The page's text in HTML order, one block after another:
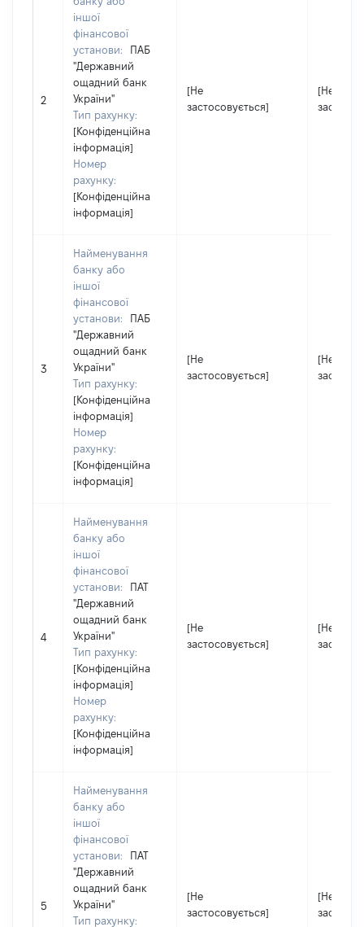
2
іншої
фінансової
установи:
ПАБ
"Державний
ощадний банк
України"
Тип рахунку:
[Конфіденційна
інформація]
Номер
рахунку:
[Конфіденційна
інформація]
[Не
застосовується]
[Не
3
Найменування
банку або
іншої
фінансової
установи:
ПАБ
"Державний
ощадний банк
України"
Тип рахунку:
[Конфіденційна
інформація]
Номер
рахунку:
[Конфіденційна
інформація]
[Не
застосовується]
[Не
4
Найменування
банку або
іншої
фінансової
установи:
ПАТ
"Державний
ощадний банк
України"
Тип рахунку:
[Конфіденційна
інформація]
Номер
рахунку:
[Конфіденційна
інформація]
[Не
застосовується]
[Не
5
Найменування
банку або
іншої
фінансової
установи:
ПАТ
"Державний
ощадний банк
України"
Тип рахунку:
[Не
застосовується]
[Не